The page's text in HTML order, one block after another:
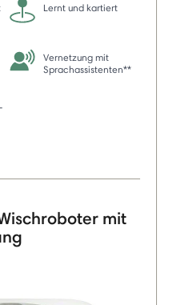
Lernt und kartiert
Vernetzung mit
Sprachassistenten**
mit